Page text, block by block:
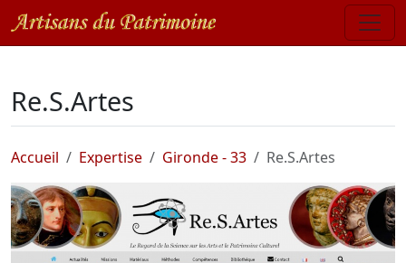
Re.S.Artes
Accueil Expertise Gironde - 33 Re.S.Artes